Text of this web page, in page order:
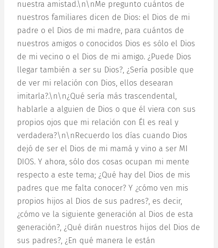
nuestra amistad.\n\nMe pregunto cuántos de
nuestros familiares dicen de Dios: el Dios de mi
padre o el Dios de mi madre, para cuántos de
nuestros amigos o conocidos Dios es sólo el Dios
de mi vecino o el Dios de mi amigo. ¿Puede Dios
llegar también a ser su Dios?, ¿Sería posible que
de ver mi relación con Dios, ellos desearan
imitarla?.\n\n¿Qué sería más trascendental,
hablarle a alguien de Dios o que él viera con sus
propios ojos que mi relación con Él es real y
verdadera?\n\nRecuerdo los días cuando Dios
dejó de ser el Dios de mi mamá y vino a ser MI
DIOS. Y ahora, sólo dos cosas ocupan mi mente
respecto a este tema; ¿Qué hay del Dios de mis
padres que me falta conocer? Y ¿cómo ven mis
propios hijos al Dios de sus padres?, es decir,
¿cómo ve la siguiente generación al Dios de esta
generación?, ¿Qué dirán nuestros hijos del Dios de
sus padres?, ¿En qué manera le están